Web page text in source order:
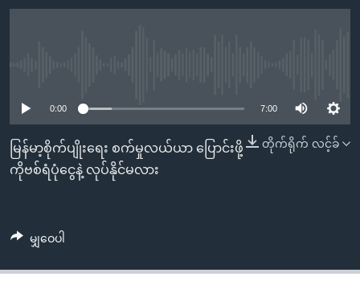
ညွန်း
စာမျက်နှာ
သို့
ကျော်
ရှာဖွေ
နေရာ
Learning English
ဗွီအိုအေ လူမှုကွန်ယက်များ
0:00 7:00
တိုက်ရိုက် လင့်ခ်
မြန်မာ့စိုက်ပျိုးရေး စက်မှုလယ်ယာ ပြောင်းဖို့
ကိုဗစ်ရံပုံငွေနဲ့ လုပ်နိုင်မလား
မျှဝေပါ